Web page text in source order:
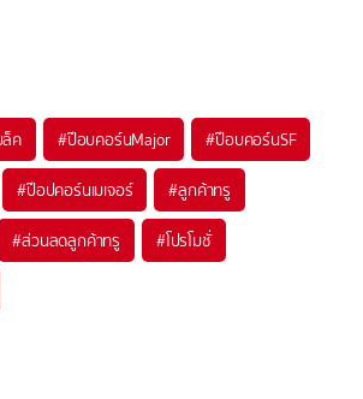
ล็ค #ป๊อบคอร์นMajor #ป๊อบคอร์นSF
#ป๊อปคอร์นเมเจอร์ #ลูกค้าทรู
#ส่วนลดลูกค้าทรู #โปรโมชั่